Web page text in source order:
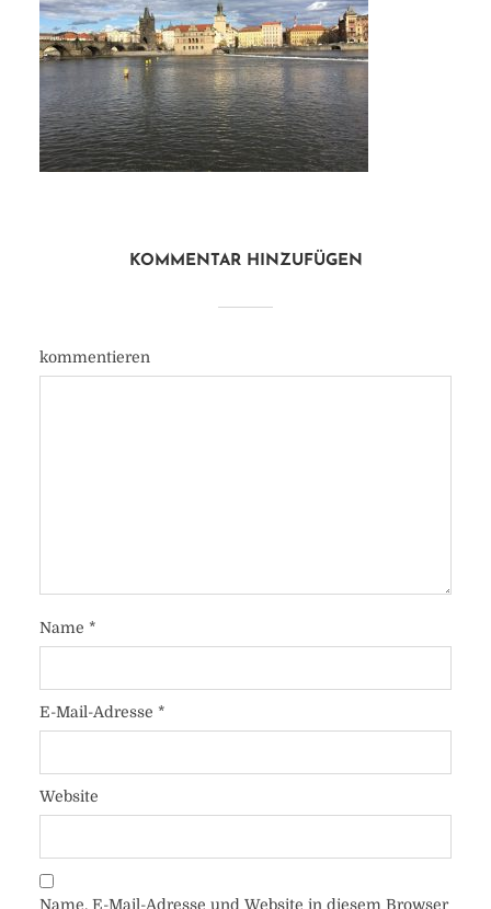
KOMMENTAR HINZUFÜGEN
kommentieren
Name *
E-Mail-Adresse *
Website
Name, E-Mail-Adresse und Website in diesem Browser